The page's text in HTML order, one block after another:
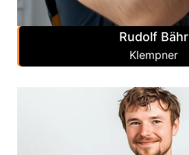
Rudolf Bähr
Klempner